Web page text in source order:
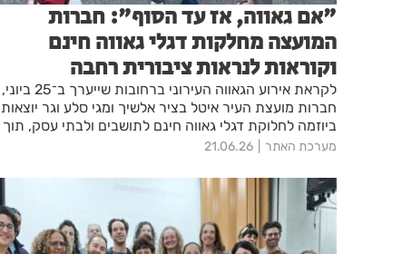
"אם גאווה, אז עד הסוף": חברות
המועצה מחלקות דגלי גאווה חינם
וקוראות לנראות ציבורית רחבה
לקראת אירוע הגאווה העירוני ברחובות שייערך ב־25 ביוני,
חברות מועצת העיר איטל בציר אלשיך ומגי סלע וגר יוצאות
ביוזמה לחלוקת דגלי גאווה חינם לתושבים ולבתי עסק, תוך
קריאה לעירייה להגביר את הנראות הציבורית ולתמוך
מערכת האתר 21.06.26